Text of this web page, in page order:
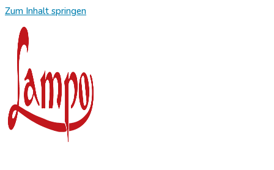
Zum Inhalt springen